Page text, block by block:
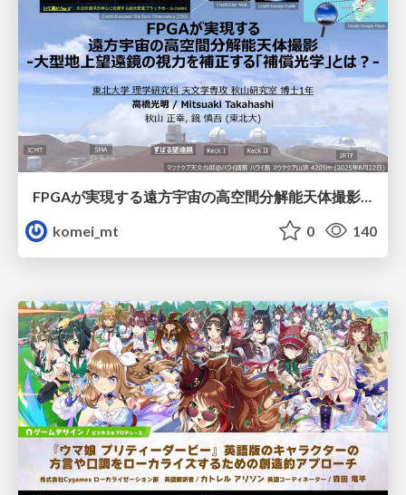
komei_mt
0 140